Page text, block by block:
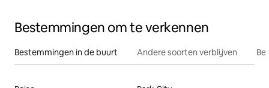
Bestemmingen om te verkennen
Bestemmingen in de buurt Andere soorten verblijven